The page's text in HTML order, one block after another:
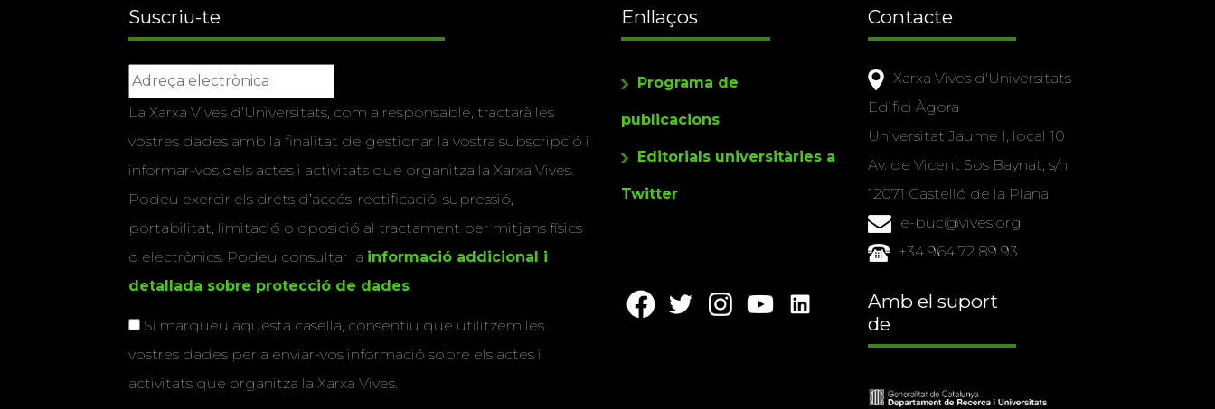
Suscriu-te
La Xarxa Vives d’Universitats, com a responsable, tractarà les
vostres dades amb la finalitat de gestionar la vostra subscripció i
informar-vos dels actes i activitats que organitza la Xarxa Vives.
Podeu exercir els drets d’accés, rectificació, supressió,
portabilitat, limitació o oposició al tractament per mitjans físics
o electrònics. Podeu consultar la informació addicional i
detallada sobre protecció de dades
Si marqueu aquesta casella, consentiu que utilitzem les
vostres dades per a enviar-vos informació sobre els actes i
activitats que organitza la Xarxa Vives.
Enllaços
Programa de
publicacions
Editorials universitàries a
Twitter
Contacte
Xarxa Vives d'Universitats
Edifici Àgora
Universitat Jaume I, local 10
Av. de Vicent Sos Baynat, s/n
12071 Castelló de la Plana
e-buc@vives.org
+34 964 72 89 93
Amb el suport
de